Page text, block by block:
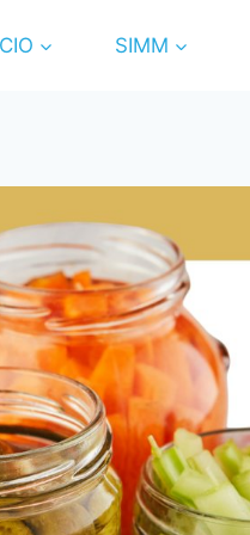
SIMM